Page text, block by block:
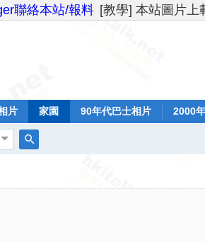
聯絡本站/報料 [教學] 本站圖片上
片 家園 90年代巴士相片 2000